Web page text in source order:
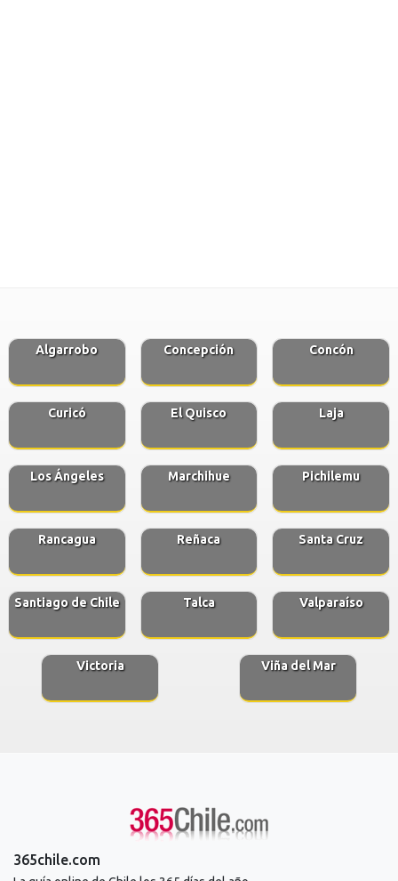
Algarrobo Concepción Concón
Curicó El Quisco Laja
Los Ángeles Marchihue Pichilemu
Rancagua Reñaca Santa Cruz
Santiago de Chile Talca Valparaíso
Victoria Viña del Mar
365chile.com